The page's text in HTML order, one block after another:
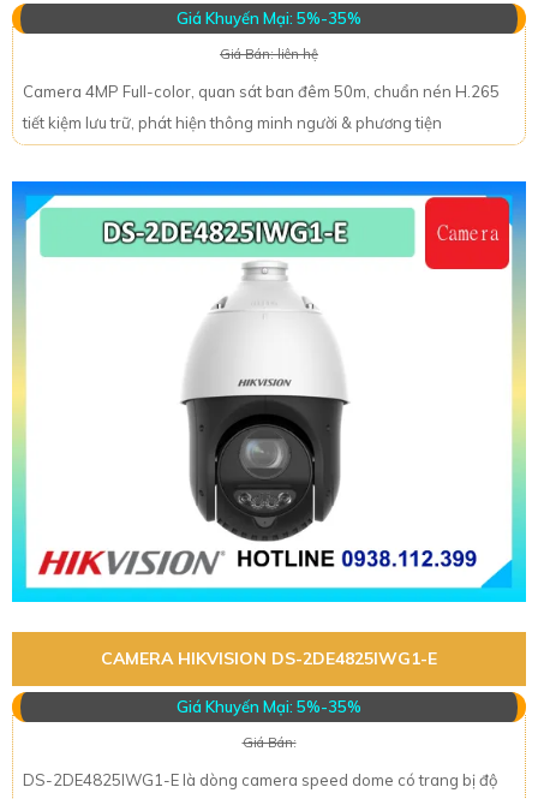
Giá Khuyến Mại: 5%-35%
Giá Bán: liên hệ
Camera 4MP Full-color, quan sát ban đêm 50m, chuẩn nén H.265
tiết kiệm lưu trữ, phát hiện thông minh người & phương tiện
CAMERA HIKVISION DS-2DE4825IWG1-E
Giá Khuyến Mại: 5%-35%
Giá Bán:
DS-2DE4825IWG1-E là dòng camera speed dome có trang bị độ